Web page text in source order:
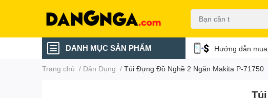
DANH MỤC SẢN PHẨM Hướng dẫn
Trang chủ / Dân Dụng / Túi Đựng Đồ Nghề 2 Ngăn Makita P-71750